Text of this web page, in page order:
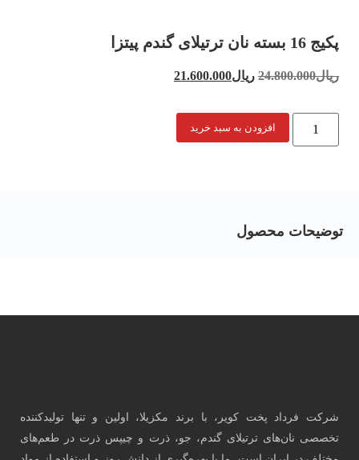
پکیج 16 بسته نان ترتیلای گندم پیتزا
ریال24.800.000 ریال21.600.000
افزودن به سبد خرید
توضیحات محصول
شرکت فرداد پخت کویر، با برند مکزیلا، اولین و تنها تولیدکننده
تخصصی نان‌های ترتیلای گندم، جو، ذرت و چیپس ذرت در طعم‌های